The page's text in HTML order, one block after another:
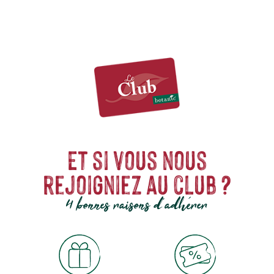
Et si vous nous
rejoigniez au club ?
4 bonnes raisons d'adhérer